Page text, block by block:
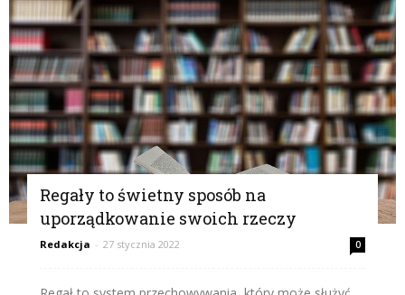
Regały to świetny sposób na
uporządkowanie swoich rzeczy
Redakcja - 27 stycznia 2022 0